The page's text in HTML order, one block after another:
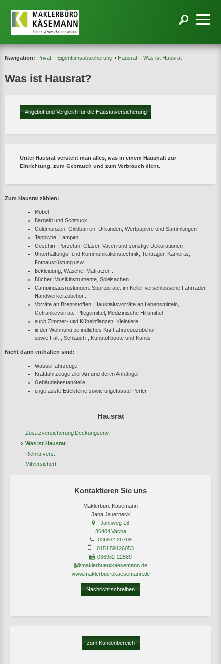
Hausrat
Zusatzversicherung Deckungserw.
Was ist Hausrat
Richtig vers.
Mitversichert
Kontaktieren Sie uns
Maklerbüro Käsemann
Jana Jauerneck
Jahnweg 18
36404 Vacha
036962 20789
0151 59126053
036962-22589
jj@maklerbuerokaesemann.de
www.maklerbuerokaesemann.de
Nachricht schreiben
zum Kundenbereich
Navigation: Privat Eigentumsabsicherung Hausrat Was ist Hausrat
Was ist Hausrat?
Angebot und Vergleich für die Hausratversicherung
Unter Hausrat versteht man alles, was in einem Haushalt zur
Einrichtung, zum Gebrauch und zum Verbrauch dient.
Zum Hausrat zählen:
Möbel
Bargeld und Schmuck
Goldmünzen, Goldbarren, Urkunden, Wertpapiere und Sammlungen
Teppiche, Lampen...
Geschirr, Porzellan, Gläser, Vasen und sonstige Dekorationen
Unterhaltungs- und Kommunikationstechnik, Tonträger, Kameras,
Fotoausrüstung usw.
Bekleidung, Wäsche, Matratzen...
Bücher, Musikinstrumente, Spielsachen
Campingausrüstungen, Sportgeräte, im Keller verschlossene Fahrräder,
Handwerkerzubehör...
Vorräte an Brennstoffen, Haushaltsvorräte an Lebensmitteln,
Getränkevorräte, Pflegemittel, Medizinische Hilfsmittel
auch Zimmer- und Kübelpflanzen, Kleintiere...
in der Wohnung befindliches Kraftfahrzeugzubehör
sowie Falt-, Schlauch-, Kunstoffboote und Kanus
Nicht darin enthalten sind:
Wasserfahrzeuge
Kraftfahrzeuge aller Art und deren Anhänger
Gebäudebestandteile
ungefasste Edelsteine sowie ungefasste Perlen